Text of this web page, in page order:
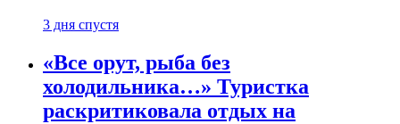
3 дня спустя
«Все орут, рыба без
холодильника…» Туристка
раскритиковала отдых на